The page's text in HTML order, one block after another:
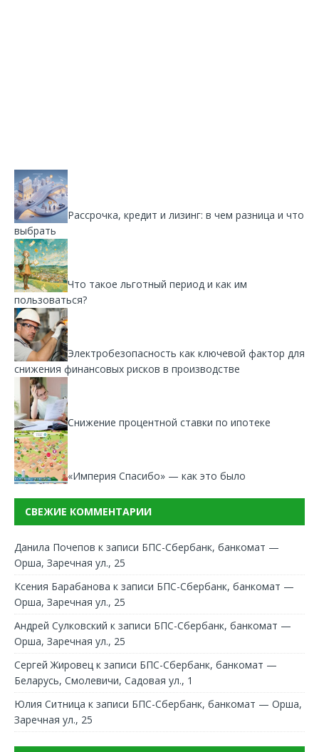
Рассрочка, кредит и лизинг: в чем разница и что
выбрать
Что такое льготный период и как им
пользоваться?
Электробезопасность как ключевой фактор для
снижения финансовых рисков в производстве
Снижение процентной ставки по ипотеке
«Империя Спасибо» — как это было
СВЕЖИЕ КОММЕНТАРИИ
Данила Почепов к записи БПС-Сбербанк, банкомат —
Орша, Заречная ул., 25
Ксения Барабанова к записи БПС-Сбербанк, банкомат —
Орша, Заречная ул., 25
Андрей Сулковский к записи БПС-Сбербанк, банкомат —
Орша, Заречная ул., 25
Сергей Жировец к записи БПС-Сбербанк, банкомат —
Беларусь, Смолевичи, Садовая ул., 1
Юлия Ситница к записи БПС-Сбербанк, банкомат — Орша,
Заречная ул., 25